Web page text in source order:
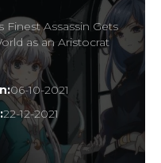
Finest Assassin Gets
as an Aristocrat
06-10-2021
22-12-2021